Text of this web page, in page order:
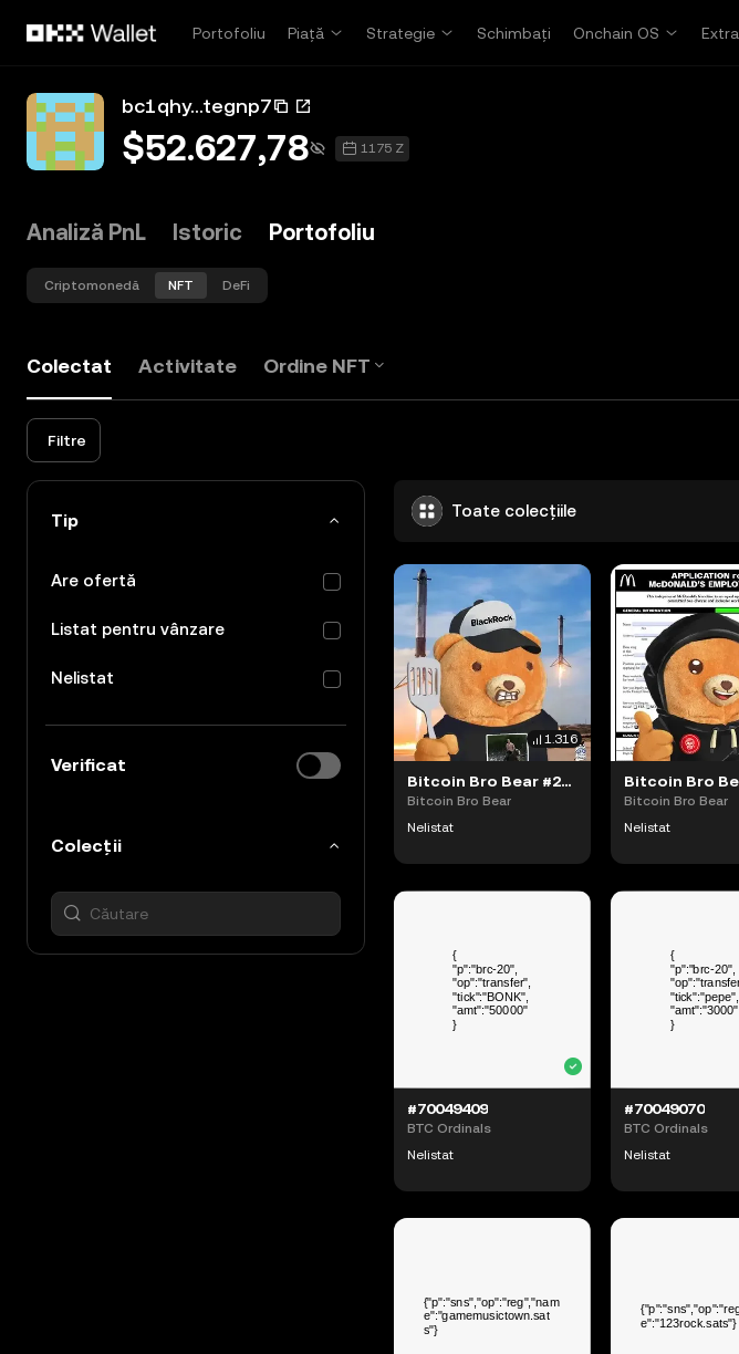
Portofoliu
Piață Strategie Schimbați Onchain OS Extra
bc1qhy...tegnp7
$52.627,78 1175 Z
Analiză PnL Istoric Portofoliu
Criptomonedă NFT DeFi
Colectat Activitate Ordine NFT
Filtre
Tip
Are ofertă
Listat pentru vânzare
Nelistat
Verificat
Colecții
Toate colecțiile
1.316
Bitcoin Bro Bear #2241 (#94083571)
Bitcoin Bro Bear
Nelistat
Bitcoin Bro Bear
Nelistat
#70049409
BTC Ordinals
Nelistat
#70049070
BTC Ordinals
Nelistat